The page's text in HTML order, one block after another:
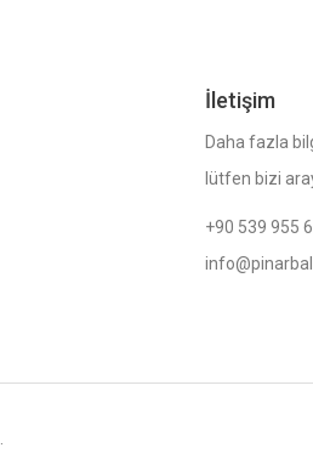
İletişim
Daha fazla
lütfen bizi
+90 539 955